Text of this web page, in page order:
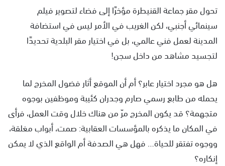
تحول مقر جماعة القنيطرة مؤخرًا إلى فضاء لتصوير فيلم
سينمائي أجنبي، لكن الغريب في الأمر ليس في استضافة
المدينة لعمل فني عالمي، بل في اختيار مقر البلدية تحديدًا
لتجسيد مشاهد من داخل سجن!
هل هو مجرد اختيار عابر؟ أم أن الموقع أثار فضول المخرج لما
يحمله من طابع رسمي صارم وجدران كئيبة وموظفين بوجوه
متجهمة؟ قد يكون المخرج مرّ من هناك خلال وقت العمل، فرأى
في المكان ما يذكره بالمؤسسات العقابية: صمت، أبواب مغلقة،
ووجوه تفتقر للحياة… فهل هي الصدفة أم الواقع الذي لا يمكن
إنكاره؟